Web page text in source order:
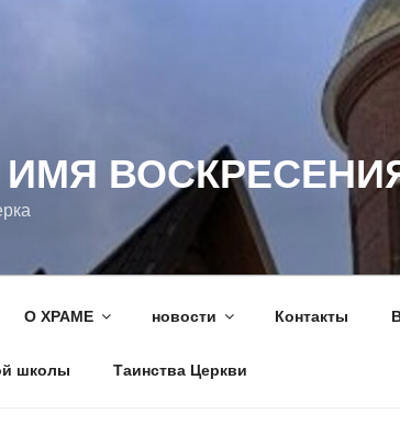
О ХРАМЕ новости Контакты
школы Таинства Церкви